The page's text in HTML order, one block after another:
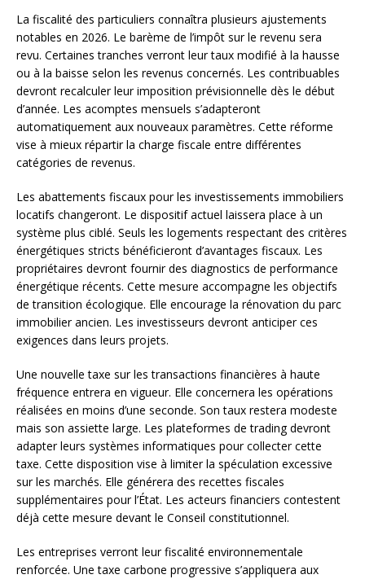
La fiscalité des particuliers connaîtra plusieurs ajustements
notables en 2026. Le barème de l’impôt sur le revenu sera
revu. Certaines tranches verront leur taux modifié à la hausse
ou à la baisse selon les revenus concernés. Les contribuables
devront recalculer leur imposition prévisionnelle dès le début
d’année. Les acomptes mensuels s’adapteront
automatiquement aux nouveaux paramètres. Cette réforme
vise à mieux répartir la charge fiscale entre différentes
catégories de revenus.
Les abattements fiscaux pour les investissements immobiliers
locatifs changeront. Le dispositif actuel laissera place à un
système plus ciblé. Seuls les logements respectant des critères
énergétiques stricts bénéficieront d’avantages fiscaux. Les
propriétaires devront fournir des diagnostics de performance
énergétique récents. Cette mesure accompagne les objectifs
de transition écologique. Elle encourage la rénovation du parc
immobilier ancien. Les investisseurs devront anticiper ces
exigences dans leurs projets.
Une nouvelle taxe sur les transactions financières à haute
fréquence entrera en vigueur. Elle concernera les opérations
réalisées en moins d’une seconde. Son taux restera modeste
mais son assiette large. Les plateformes de trading devront
adapter leurs systèmes informatiques pour collecter cette
taxe. Cette disposition vise à limiter la spéculation excessive
sur les marchés. Elle générera des recettes fiscales
supplémentaires pour l’État. Les acteurs financiers contestent
déjà cette mesure devant le Conseil constitutionnel.
Les entreprises verront leur fiscalité environnementale
renforcée. Une taxe carbone progressive s’appliquera aux